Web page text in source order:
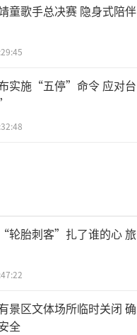
童歌手总决赛 隐身式陪伴
实施“五停”命令 应对台
轮胎刺客”扎了谁的心 旅
景区文体场所临时关闭 确
全